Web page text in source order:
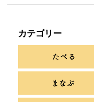
カテゴリー